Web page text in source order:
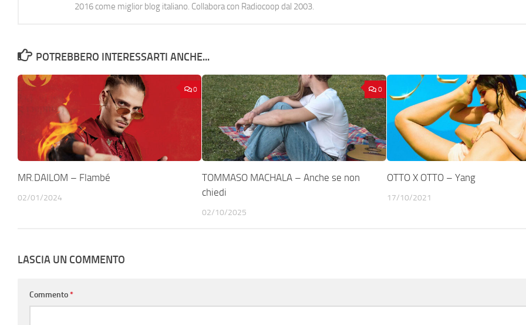
2016 come miglior blog italiano. Collabora con Radiocoop dal 2003.
POTREBBERO INTERESSARTI ANCHE...
0
MR.DAILOM – Flambé
02/01/2024
0
TOMMASO MACHALA – Anche se non
chiedi
02/10/2025
OTTO X OTTO – Yang
17/10/2021
LASCIA UN COMMENTO
Commento*